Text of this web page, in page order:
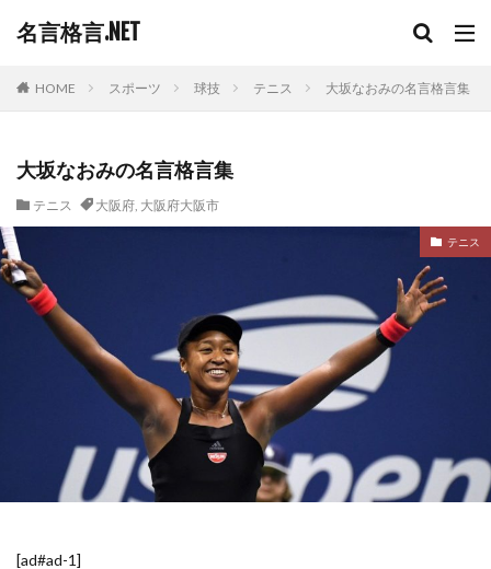
名言格言.NET
HOME スポーツ 球技 テニス 大坂なおみの名言格言集
大坂なおみの名言格言集
テニス 大阪府, 大阪府大阪市
テニス
[ad#ad-1]